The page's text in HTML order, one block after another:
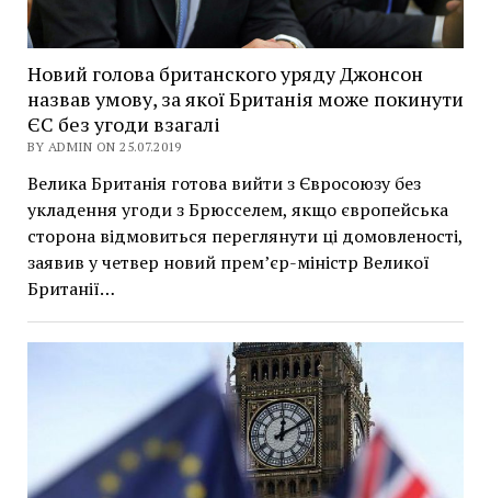
Новий голова британского уряду Джонсон
назвав умову, за якої Британія може покинути
ЄС без угоди взагалі
BY ADMIN ON 25.07.2019
Велика Британія готова вийти з Євросоюзу без
укладення угоди з Брюсселем, якщо європейська
сторона відмовиться переглянути ці домовленості,
заявив у четвер новий прем’єр-міністр Великої
Британії…